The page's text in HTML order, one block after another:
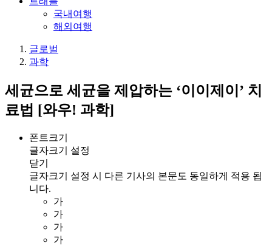
국내여행
해외여행
글로벌
과학
세균으로 세균을 제압하는 ‘이이제이’ 치
료법 [와우! 과학]
폰트크기
글자크기 설정
닫기
글자크기 설정 시 다른 기사의 본문도 동일하게 적용 됩
니다.
가
가
가
가